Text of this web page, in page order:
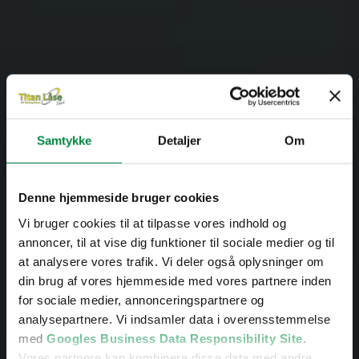
Samtykke Detaljer Om
Denne hjemmeside bruger cookies
Vi bruger cookies til at tilpasse vores indhold og
annoncer, til at vise dig funktioner til sociale medier og til
at analysere vores trafik. Vi deler også oplysninger om
din brug af vores hjemmeside med vores partnere inden
for sociale medier, annonceringspartnere og
analysepartnere. Vi indsamler data i overensstemmelse
med Googles Business Data Responsibility Site
Låsesmed Brønshøj
5 ud af 5 stjerner på Google